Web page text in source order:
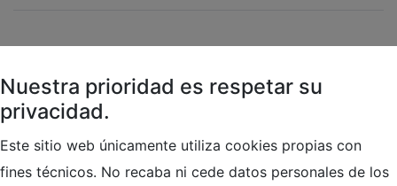
Desarrollo de Contenidos, Webs, APPS, …
( Informática
Nuestra prioridad es respetar su
privacidad.
Este sitio web únicamente utiliza cookies propias con
fines técnicos. No recaba ni cede datos personales de los